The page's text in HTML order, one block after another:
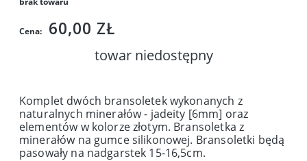
Cena: 60,00 ZŁ
towar niedostępny
Komplet dwóch bransoletek wykonanych z
naturalnych minerałów - jadeity [6mm] oraz
elementów w kolorze złotym. Bransoletka z
minerałów na gumce silikonowej. Bransoletki będą
pasowały na nadgarstek 15-16,5cm.